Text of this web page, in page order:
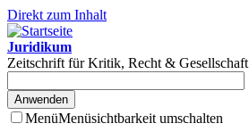
Direkt zum Inhalt
Juridikum
Zeitschrift für Kritik, Recht & Gesellschaft
MenüMenüsichtbarkeit umschalten